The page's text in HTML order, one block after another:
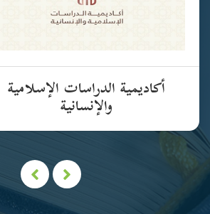
أكاديمية الدراسات الإسلامية
والإنسانية